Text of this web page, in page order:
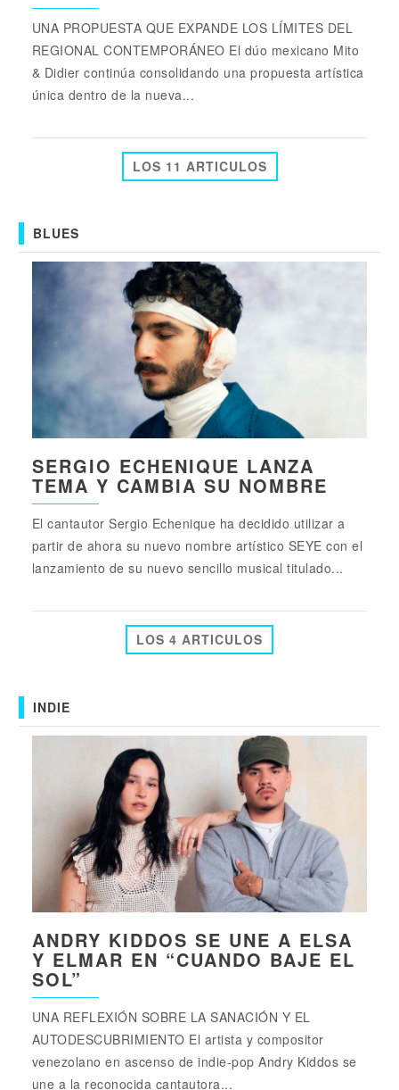
UNA PROPUESTA QUE EXPANDE LOS LÍMITES DEL
REGIONAL CONTEMPORÁNEO El dúo mexicano Mito
& Didier continúa consolidando una propuesta artística
única dentro de la nueva...
LOS 11 ARTICULOS
BLUES
SERGIO ECHENIQUE LANZA
TEMA Y CAMBIA SU NOMBRE
El cantautor Sergio Echenique ha decidido utilizar a
partir de ahora su nuevo nombre artístico SEYE con el
lanzamiento de su nuevo sencillo musical titulado...
LOS 4 ARTICULOS
INDIE
ANDRY KIDDOS SE UNE A ELSA
Y ELMAR EN “CUANDO BAJE EL
SOL”
UNA REFLEXIÓN SOBRE LA SANACIÓN Y EL
AUTODESCUBRIMIENTO El artista y compositor
venezolano en ascenso de indie-pop Andry Kiddos se
une a la reconocida cantautora...